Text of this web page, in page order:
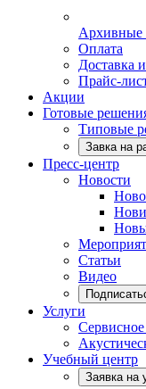
Архивные
Оплата
Доставка
Прайс-
Акции
Готовые
Типовые
Завка на
Пресс-центр
Новости
Статьи
Видео
Услуги
Учебный центр
Заявка на